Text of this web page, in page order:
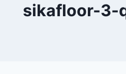
sikafloor-3-